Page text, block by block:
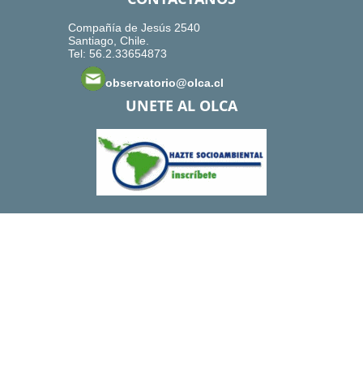
Compañía de Jesús 2540
Santiago, Chile.
Tel: 56.2.33654873
observatorio@olca.cl
UNETE AL OLCA